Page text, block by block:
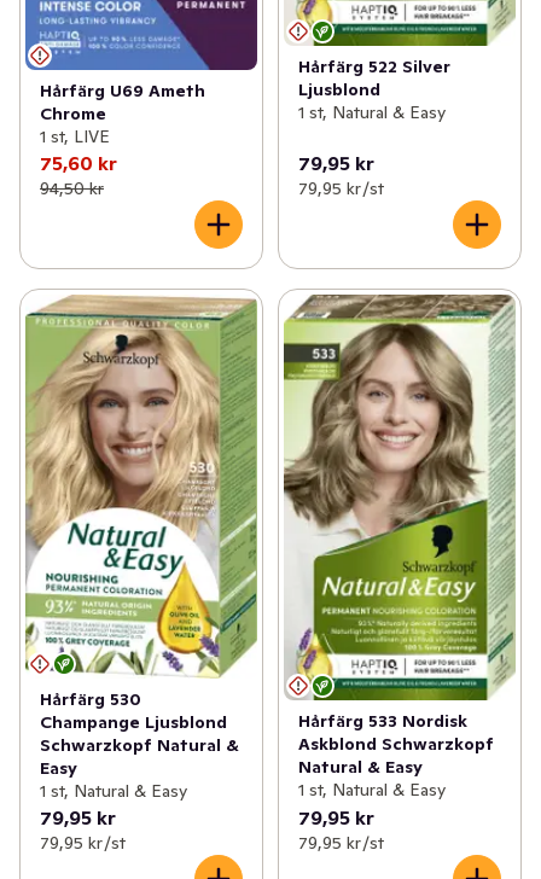
Hårfärg U69 Ameth
Chrome
1 st, LIVE
75,60 kr
94,50 kr
Hårfärg 522 Silver
Ljusblond
1 st, Natural & Easy
79,95 kr
79,95 kr /st
Hårfärg 530
Champange Ljusblond
Schwarzkopf Natural &
Easy
1 st, Natural & Easy
79,95 kr
79,95 kr /st
Hårfärg 533 Nordisk
Askblond Schwarzkopf
Natural & Easy
1 st, Natural & Easy
79,95 kr
79,95 kr /st